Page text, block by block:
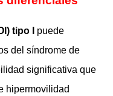
tipo I
puede
del síndrome de
significativa que
hipermovilidad